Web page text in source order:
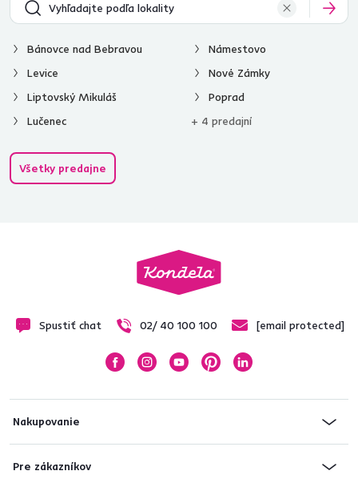
Bánovce nad Bebravou
Levice
Liptovský Mikuláš
Lučenec
Námestovo
Nové Zámky
Poprad
+ 4 predajní
Všetky predajne
Spustiť chat 02/ 40 100 100 [email protected]
Nakupovanie
Pre zákazníkov